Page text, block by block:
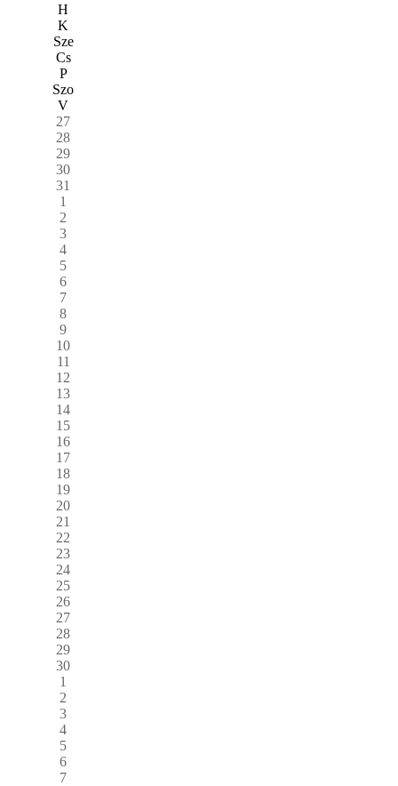
H
K
Sze
Cs
P
Szo
V
27
28
29
30
31
1
2
3
4
5
6
7
8
9
10
11
12
13
14
15
16
17
18
19
20
21
22
23
24
25
26
27
28
29
30
1
2
3
4
5
6
7